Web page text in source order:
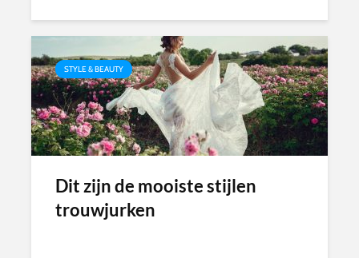
STYLE & BEAUTY
Dit zijn de mooiste stijlen
trouwjurken